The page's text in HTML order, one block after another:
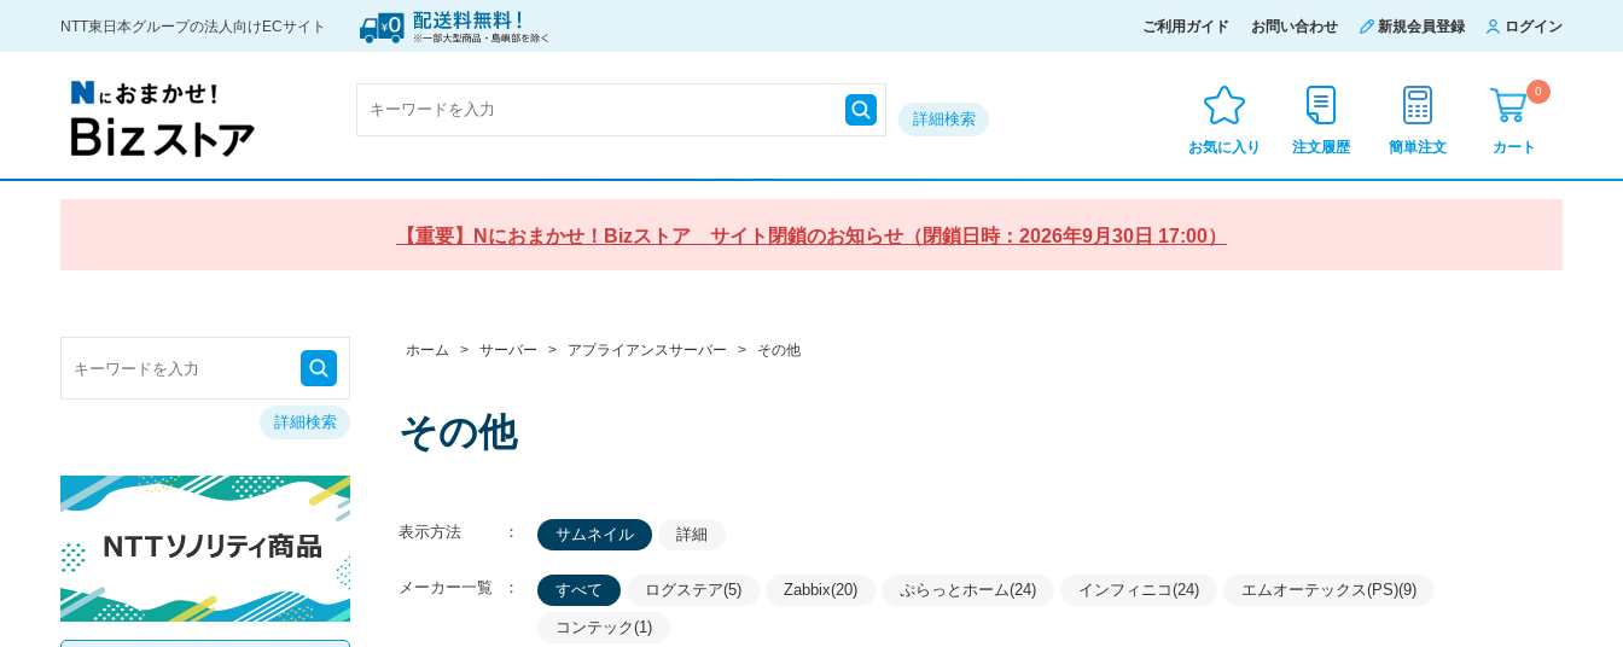
NTT東日本グループの法人向けECサイト ご利用ガイド お問い合わせ 新規会員登録 ログイン
詳細検索
お気に入り 注文履歴 簡単注文
0
カート
【重要】Nにおまかせ！Bizストア サイト閉鎖のお知らせ（閉鎖日時：2026年9月30日 17:00）
ホーム > サーバー > アプライアンスサーバー > その他
その他
表示方法 サムネイル 詳細
メーカー一覧 すべて ログステア(5) Zabbix(20) ぷらっとホーム(24) インフィニコ(24) エムオーテックス(PS)(9)
コンテック(1)
詳細検索